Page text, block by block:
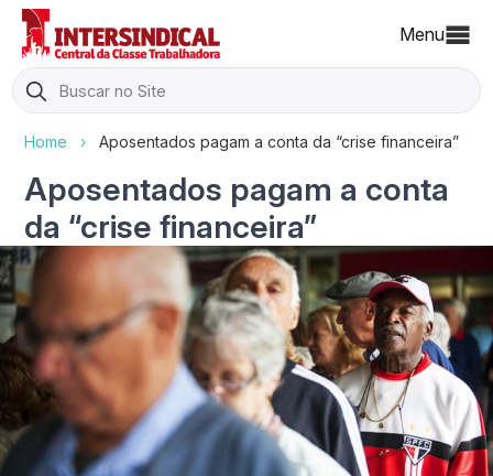
Menu
Search
for:
Home › Aposentados pagam a conta da “crise financeira”
Aposentados pagam a conta
da “crise financeira”